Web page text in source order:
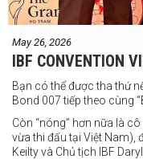
May 26, 2026
IBF CONVENTION
Bạn có thể được tha thứ
Bond 007 tiếp theo cùng
Còn “nóng” hơn nữa là
vừa thi đấu tại Việt Nam),
Keilty và Chủ tịch IBF